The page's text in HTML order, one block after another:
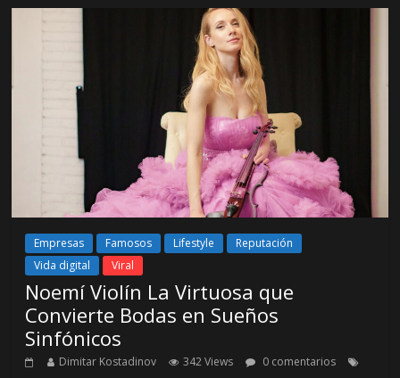
Empresas Famosos Lifestyle
Reputación
Vida digital
Viral
Noemí Violín La Virtuosa que
Convierte Bodas en Sueños
Sinfónicos
Dimitar Kostadinov 342 Views
0 comentarios